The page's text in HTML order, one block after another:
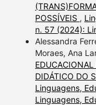
POSSÍVEIS ,
n. 57 (2024):
Alessandra
Moraes, Ana
EDUCACIONAL
DIDÁTICO DO
Linguagens,
Linguagens,